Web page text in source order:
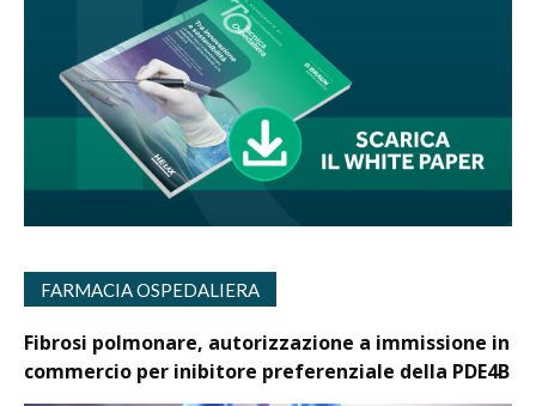
FARMACIA OSPEDALIERA
Fibrosi polmonare, autorizzazione a immissione in
commercio per inibitore preferenziale della PDE4B